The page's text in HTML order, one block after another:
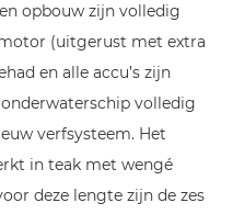
opbouw zijn volledig
(uitgerust met extra
en alle accu’s zijn
volledig
verfsysteem. Het
in teak met wengé
deze lengte zijn de zes